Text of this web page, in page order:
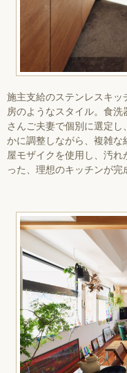
施主支給のステンレスキ
房のようなスタイル。食
さんご夫妻で個別に選定
かに調整しながら、複雑
屋モザイクを使用し、汚
った、理想のキッチンが完